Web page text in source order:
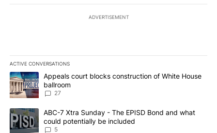
ADVERTISEMENT
ACTIVE CONVERSATIONS
The following is a list of the most commented articles in the last
A trending article titled "Appeals court blocks construction of
Appeals court blocks construction of White House
ballroom
27
A trending article titled "ABC-7 Xtra Sunday - The EPISD Bond
ABC-7 Xtra Sunday - The EPISD Bond and what
could potentially be included
5